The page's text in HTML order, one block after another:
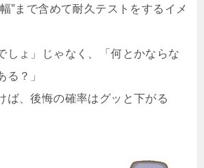
”まで含めて耐久テストをするイメ
しょ」じゃなく、「何とかならな
る？」
ば、後悔の確率はグッと下がる